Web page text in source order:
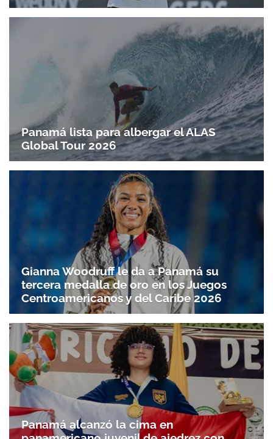
Panamá lista para albergar el ALAS
Global Tour 2026
Gianna Woodruff le da a Panamá su
tercera medalla de oro en los Juegos
Centroamericanos y del Caribe 2026
Panamá alcanzó la cima en